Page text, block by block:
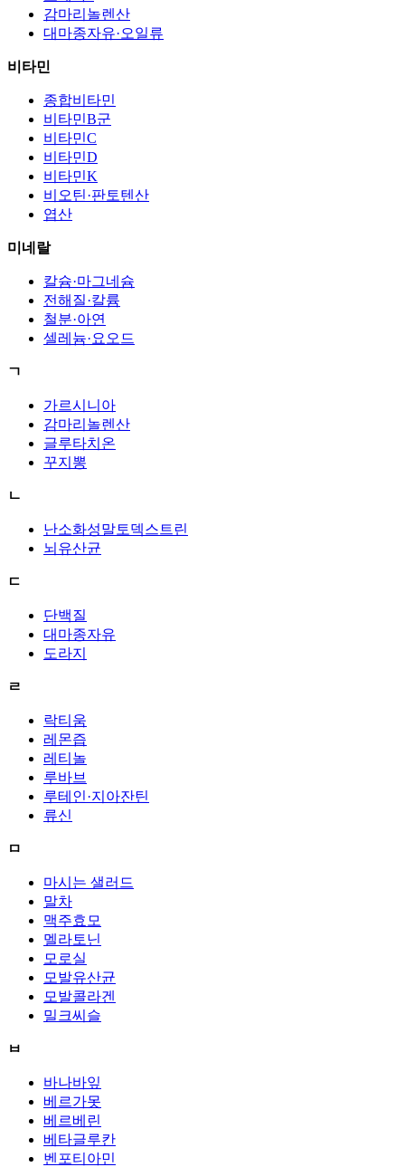
감마리놀렌산
대마종자유·오일류
비타민
종합비타민
비타민B군
비타민C
비타민D
비타민K
비오틴·판토텐산
엽산
미네랄
칼슘·마그네슘
전해질·칼륨
철분·아연
셀레늄·요오드
ㄱ
가르시니아
감마리놀렌산
글루타치온
꾸지뽕
ㄴ
난소화성말토덱스트린
뇌유산균
ㄷ
단백질
대마종자유
도라지
ㄹ
락티움
레몬즙
레티놀
루바브
루테인·지아잔틴
류신
ㅁ
마시는 샐러드
말차
맥주효모
멜라토닌
모로실
모발유산균
모발콜라겐
밀크씨슬
ㅂ
바나바잎
베르가못
베르베린
베타글루칸
벤포티아민